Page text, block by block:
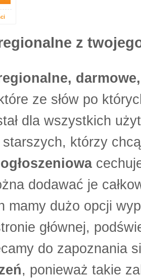
z
ze słów po
dla wszystkich
którzy
ogłoszeniowa
dodawać je
mamy dużo opcji
głównej,
do zapoznania
, ponieważ takie